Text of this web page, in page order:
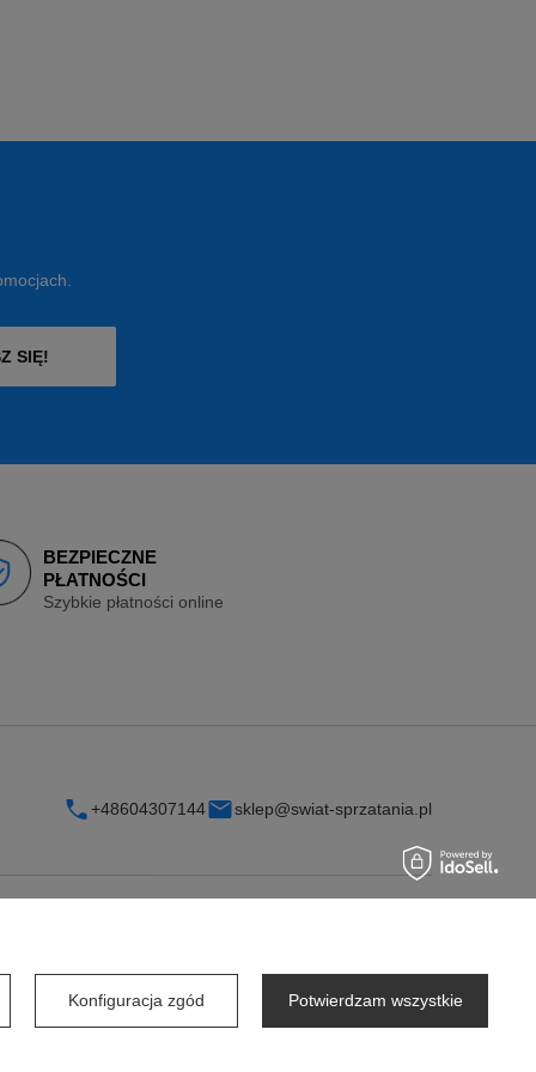
SIĘ!
BEZPIECZNE
PŁATNOŚCI
Szybkie płatności online
+48604307144 sklep@swiat-sprzatania.pl
O firmie
Konfiguracja zgód Potwierdzam wszystkie